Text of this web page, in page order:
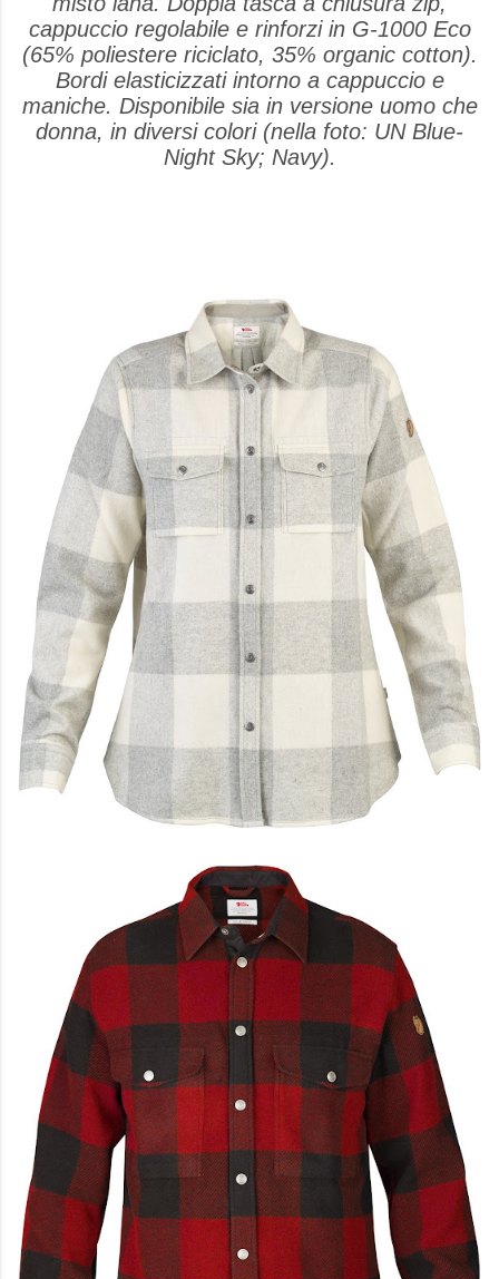
cappuccio regolabile e rinforzi in G-1000 Eco
(65% poliestere riciclato, 35% organic cotton).
Bordi elasticizzati intorno a cappuccio e
maniche. Disponibile sia in versione uomo che
donna, in diversi colori (nella foto: UN Blue-
Night Sky; Navy).